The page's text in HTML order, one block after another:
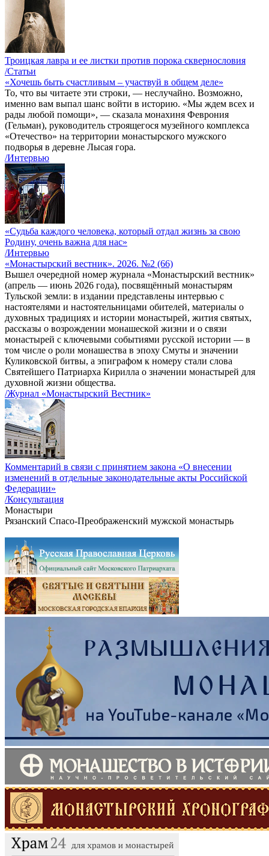
Троицкая лавра и ее листки против порока сквернословия
/Статьи
«Хочешь быть счастливым – участвуй в общем деле»
То, что вы читаете эти строки, — неслучайно. Возможно,
именно вам выпал шанс войти в историю. «Мы ждем всех и
рады любой помощи», — сказала монахиня Феврония
(Гельман), руководитель строящегося музейного комплекса
«Отечество» на территории монастырского мужского
подворья в деревне Лысая гора.
/Интервью
«Судьба каждого человека, который отдал жизнь за свою
Родину, очень важна для нас»
/Интервью
«Монастырский вестник». 2026. №2 (66)
Вышел очередной номер журнала «Монастырский вестник»
(апрель — июнь 2026 года), посвящённый монастырям
Тульской земли: в издании представлены интервью с
настоятелями и настоятельницами обителей, материалы о
духовных традициях и истории монастырей, жития святых,
рассказы о возрождении монашеской жизни и о связи
монастырей с ключевыми событиями русской истории — в
том числе о роли монашества в эпоху Смуты и значении
Куликовской битвы, а эпиграфом к номеру стали слова
Святейшего Патриарха Кирилла о значении монастырей для
духовной жизни общества.
/Журнал «Монастырский Вестник»
Комментарий в связи с принятием закона «О внесении
изменений в отдельные законодательные акты Российской
Федерации»
/Консультация
Монастыри
Рязанский Спасо-Преображенский мужской монастырь